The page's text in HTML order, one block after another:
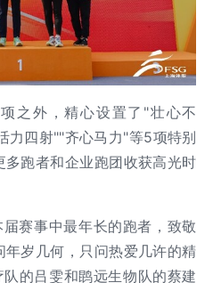
之外，精心设置了"壮心不
力四射""齐心马力"等5项特别
跑者和企业跑团收获高光时
赛事中最年长的跑者，致敬
岁几何，只问热爱几许的精
的吕雯和鹍远生物队的蔡建